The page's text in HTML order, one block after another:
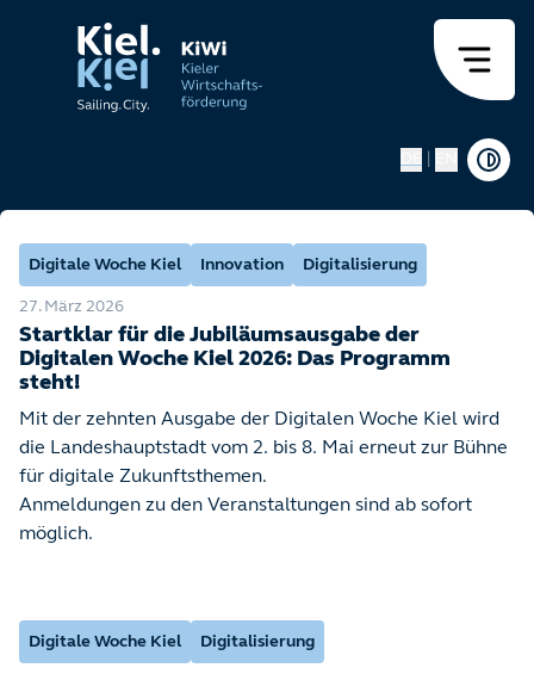
Startklar für die Jubiläumsausgabe der
Digitalen Woche Kiel 2026: Das Programm
steht!
Mit der zehnten Ausgabe der Digitalen Woche Kiel wird
die Landeshauptstadt vom 2. bis 8. Mai erneut zur Bühne
für digitale Zukunftsthemen.
Anmeldungen zu den Veranstaltungen sind ab sofort
möglich.
27. März 2026
Digitale Woche Kiel Innovation Digitalisierung
Digitale Woche Kiel Digitalisierung